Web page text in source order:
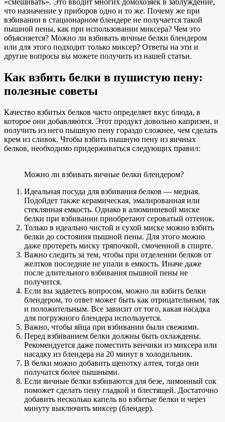
что назначение у приборов одно и то же. Почему же при
взбивании в стационарном блендере не получается такой
пышной пены, как при использовании миксера? Чем это
объясняется? Можно ли взбивать яичные белки блендером
или для этого подходит только миксер? Ответы на эти и
другие вопросы вы можете получить из нашей статьи.
Как взбить белки в пушистую пену:
полезные советы
Качество взбитых белков часто определяет вкус блюда, в
которое они добавляются. Этот продукт довольно капризен, и
получить из него пышную пену гораздо сложнее, чем сделать
крем из сливок. Чтобы взбить пышную пену из яичных
белков, необходимо придерживаться следующих правил:
Можно ли взбивать яичные белки блендером?
Идеальная посуда для взбивания белков — медная.
Подойдет также керамическая, эмалированная или
стеклянная емкость. Однако в алюминиевой миске
белки при взбивании приобретают сероватый оттенок.
Только в идеально чистой и сухой миске можно взбить
белки до состояния пышной пены. Для этого можно
даже протереть миску тряпочкой, смоченной в спирте.
Важно следить за тем, чтобы при отделении белков от
желтков последние не упали в емкость. Иначе даже
после длительного взбивания пышной пены не
получится.
Если вы задаетесь вопросом, можно ли взбить белки
блендером, то ответ может быть как отрицательным, так
и положительным. Все зависит от того, какая насадка
для погружного блендера используется.
Важно, чтобы яйца при взбивании были свежими.
Перед взбиванием белки должны быть охлаждены.
Рекомендуется даже поместить венчики из миксера или
насадку из блендера на 20 минут в холодильник.
В белки можно добавить щепотку алтея, тогда они
получатся более пышными.
Если яичные белки взбиваются для безе, лимонный сок
поможет сделать пену гладкой и блестящей. Достаточно
добавить несколько капель во взбитые белки и через
минуту выключить миксер (блендер).